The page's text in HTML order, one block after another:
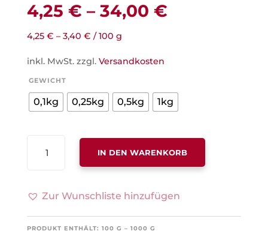
4,25 € – 34,00 €
4,25 € –3,40 € / 100 g
inkl. MwSt. zzgl. Versandkosten
GEWICHT
0,1kg 0,25kg 0,5kg 1kg
BIRNE/APFEL/DATTEL
MENGE
IN DEN WARENKORB
Zur Wunschliste hinzufügen
PRODUKT ENTHÄLT: 100 G – 1000 G